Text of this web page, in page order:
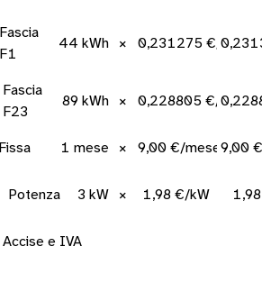
Fascia
F1
44 kWh × 0,231275 €/kWh
Fascia
F23
89 kWh × 0,228805 €/kWh
Fissa 1 mese × 9,00 €/mese 9,00
Potenza 3 kW × 1,98 €/kW
Accise e IVA